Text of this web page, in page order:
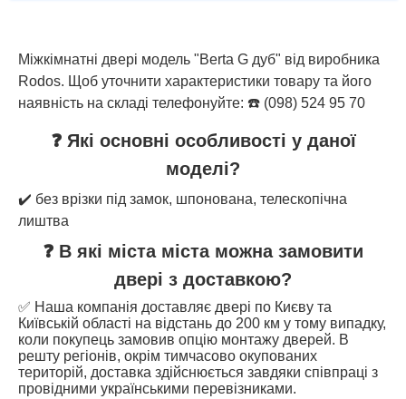
Міжкімнатні двері модель "Berta G дуб" від виробника
Rodos. Щоб уточнити характеристики товару та його
наявність на складі телефонуйте: ☎️ (098) 524 95 70
❓ Які основні особливості у даної
моделі?
✔️ без врізки під замок, шпонована, телескопічна
лиштва
❓ В які міста міста можна замовити
двері з доставкою?
✅ Наша компанія доставляє двері по Києву та
Київській області на відстань до 200 км у тому випадку,
коли покупець замовив опцію монтажу дверей. В
решту регіонів, окрім тимчасово окупованих
територій, доставка здійснюється завдяки співпраці з
провідними українськими перевізниками.